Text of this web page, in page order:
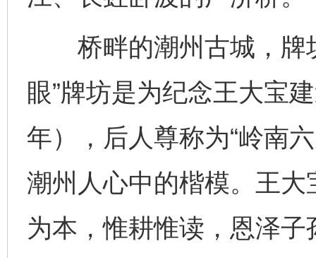
桥畔的潮州古城，牌
眼”牌坊是为纪念王大宝
年），后人尊称为“岭南
潮州人心中的楷模。王大
为本，惟耕惟读，恩泽